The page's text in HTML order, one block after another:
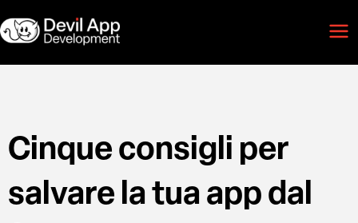
al
contenuto
Cinque consigli per
salvare la tua app dal